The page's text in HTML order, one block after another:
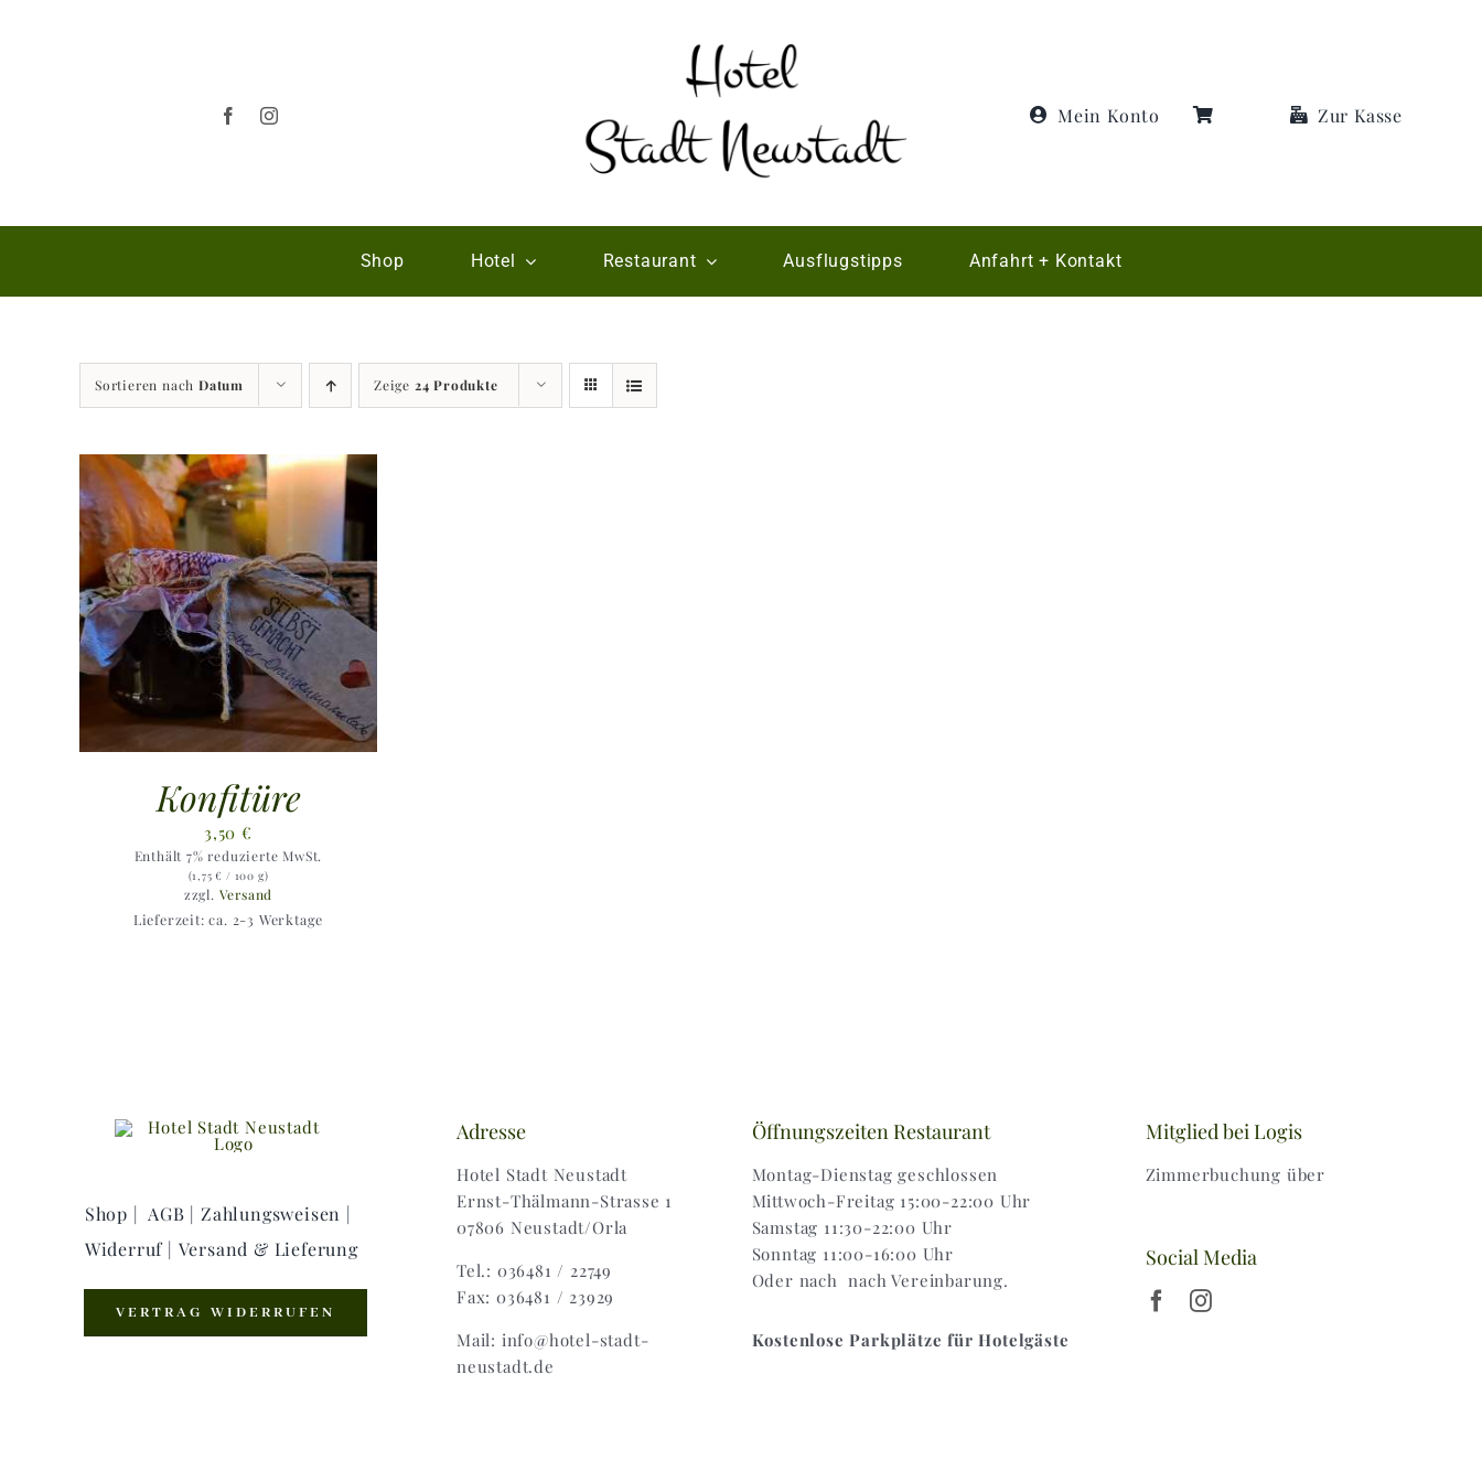
Mein Konto Zur Kasse
Shop Hotel Restaurant Ausflugstipps Anfahrt + Kontakt
Sortieren nach Datum Zeige 24 Produkte
Konfitüre
3,50€
Enthält 7% reduzierte MwSt.
(1,75€ / 100 g)
zzgl. Versand
Lieferzeit: ca. 2-3 Werktage
Shop | AGB | Zahlungsweisen |
Widerruf | Versand & Lieferung
VERTRAG WIDERRUFEN
Adresse
Hotel Stadt Neustadt
Ernst-Thälmann-Strasse 1
07806 Neustadt/Orla
Tel.: 036481 / 22749
Fax: 036481 / 23929
Mail: info@hotel-stadt-
neustadt.de
Öffnungszeiten Restaurant
Montag-Dienstag geschlossen
Mittwoch-Freitag 15:00-22:00 Uhr
Samstag 11:30-22:00 Uhr
Sonntag 11:00-16:00 Uhr
Oder nach nach Vereinbarung.
Kostenlose Parkplätze für Hotelgäste
Mitglied bei Logis
Zimmerbuchung über
Social Media